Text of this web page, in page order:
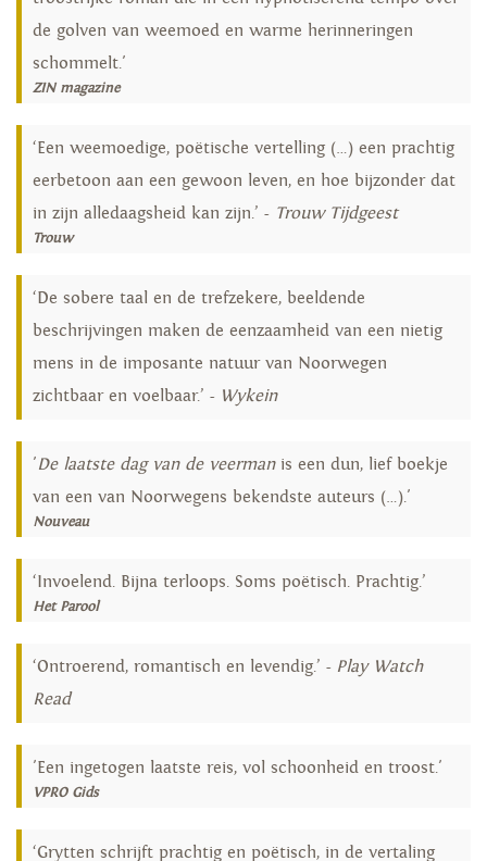
de golven van weemoed en warme herinneringen
schommelt.'
ZIN magazine
‘Een weemoedige, poëtische vertelling (…) een prachtig
eerbetoon aan een gewoon leven, en hoe bijzonder dat
in zijn alledaagsheid kan zijn.’ - Trouw Tijdgeest
Trouw
‘De sobere taal en de trefzekere, beeldende
beschrijvingen maken de eenzaamheid van een nietig
mens in de imposante natuur van Noorwegen
zichtbaar en voelbaar.’ - Wykein
'De laatste dag van de veerman is een dun, lief boekje
van een van Noorwegens bekendste auteurs (…).'
Nouveau
‘Invoelend. Bijna terloops. Soms poëtisch. Prachtig.’
Het Parool
‘Ontroerend, romantisch en levendig.’ - Play Watch
Read
'Een ingetogen laatste reis, vol schoonheid en troost.'
VPRO Gids
‘Grytten schrijft prachtig en poëtisch, in de vertaling